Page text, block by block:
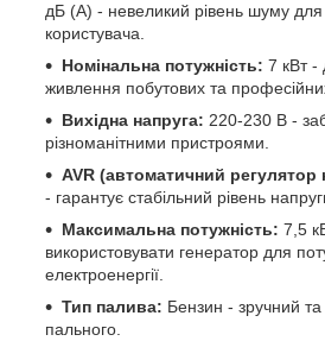
дБ (А) - невеликий рівень шуму для
користувача.
Номінальна потужність: 7 кВт -
живлення побутових та
Вихідна напруга: 220-230 В -
різноманітними пристроями.
AVR (автоматичний регулятор
- гарантує стабільний рівень
Максимальна потужність: 7,5
використовувати генератор для
електроенергії.
Тип палива: Бензин - зручний
пального.